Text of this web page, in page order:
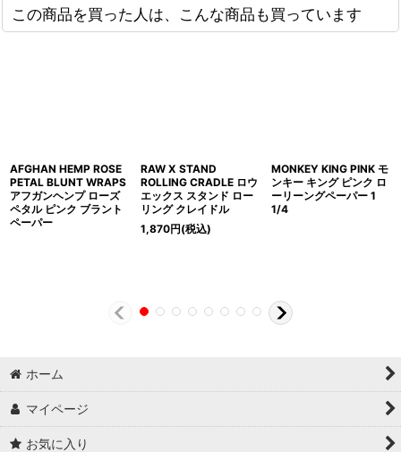
この商品を買った人は、こんな商品も買っています
AFGHAN HEMP ROSE
PETAL BLUNT WRAPS
アフガンヘンプ ローズ
ペタル ピンク ブラント
ペーパー
RAW X STAND
ROLLING CRADLE ロウ
エックス スタンド ロー
リング クレイドル
1,870円(税込)
MONKEY KING PINK モ
ンキー キング ピンク ロ
ーリーングペーパー 1
1/4
ホーム
マイページ
お気に入り